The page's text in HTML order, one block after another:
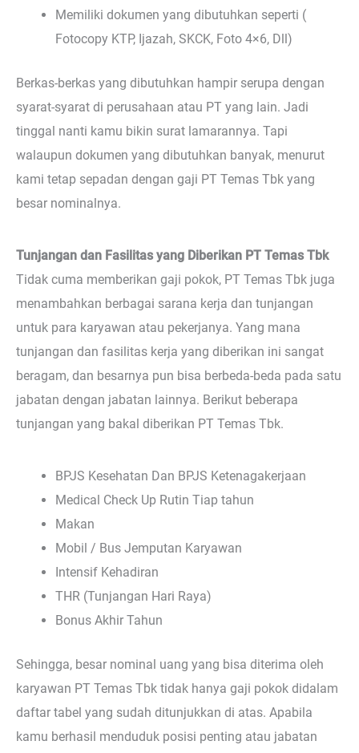
Memiliki dokumen yang dibutuhkan seperti (
Fotocopy KTP, Ijazah, SKCK, Foto 4×6, Dll)
Berkas-berkas yang dibutuhkan hampir serupa dengan
syarat-syarat di perusahaan atau PT yang lain. Jadi
tinggal nanti kamu bikin surat lamarannya. Tapi
walaupun dokumen yang dibutuhkan banyak, menurut
kami tetap sepadan dengan gaji PT Temas Tbk yang
besar nominalnya.
Tunjangan dan Fasilitas yang Diberikan PT Temas Tbk
Tidak cuma memberikan gaji pokok, PT Temas Tbk juga
menambahkan berbagai sarana kerja dan tunjangan
untuk para karyawan atau pekerjanya. Yang mana
tunjangan dan fasilitas kerja yang diberikan ini sangat
beragam, dan besarnya pun bisa berbeda-beda pada satu
jabatan dengan jabatan lainnya. Berikut beberapa
tunjangan yang bakal diberikan PT Temas Tbk.
BPJS Kesehatan Dan BPJS Ketenagakerjaan
Medical Check Up Rutin Tiap tahun
Makan
Mobil / Bus Jemputan Karyawan
Intensif Kehadiran
THR (Tunjangan Hari Raya)
Bonus Akhir Tahun
Sehingga, besar nominal uang yang bisa diterima oleh
karyawan PT Temas Tbk tidak hanya gaji pokok didalam
daftar tabel yang sudah ditunjukkan di atas. Apabila
kamu berhasil menduduk posisi penting atau jabatan